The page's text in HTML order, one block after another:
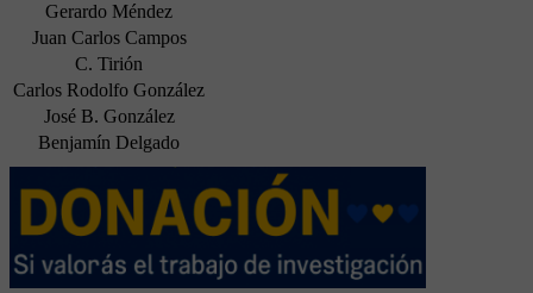
Gerardo Méndez
Juan Carlos Campos
C. Tirión
Carlos Rodolfo González
José B. González
Benjamín Delgado